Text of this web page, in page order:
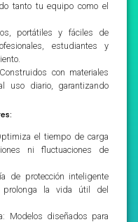
tanto tu equipo como el
portátiles y fáciles de
estudiantes y
con materiales
uso diario, garantizando
el tiempo de carga
ni fluctuaciones de
de protección inteligente
la vida útil del
Modelos diseñados para